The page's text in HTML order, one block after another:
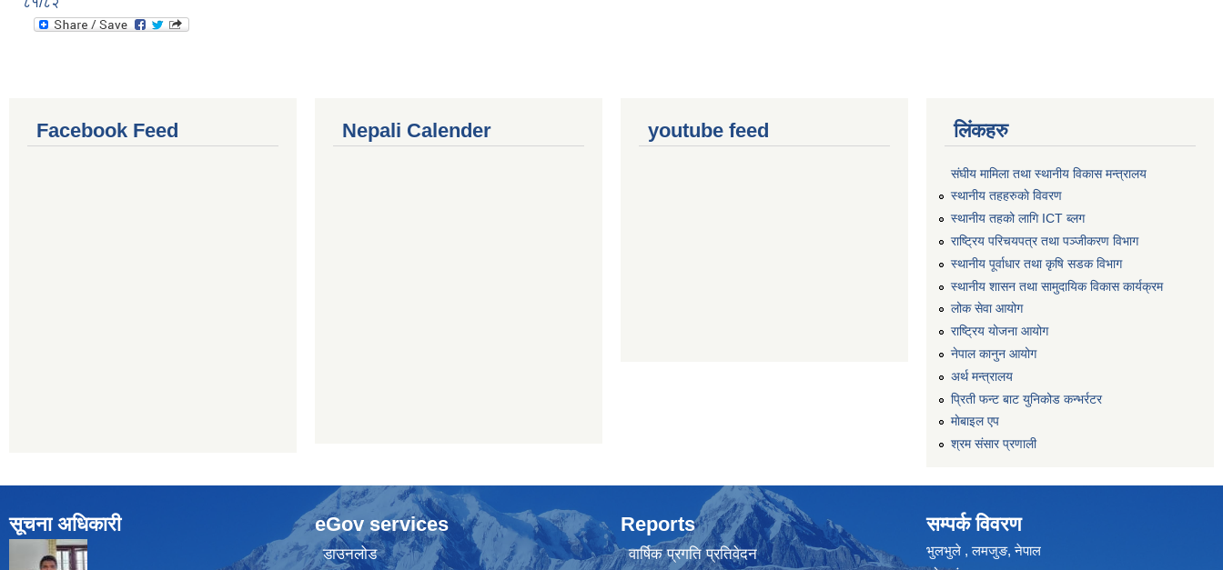
Facebook Feed Nepali Calender youtube feed लिंकहरु
संघीय मामिला तथा स्थानीय विकास मन्त्रालय
स्थानीय तहहरुकाे विवरण
स्थानीय तहको लागि ICT ब्लग
राष्‍ट्रिय परिचयपत्र तथा पञ्‍जीकरण विभाग
स्थानीय पूर्वाधार तथा कृषि सडक विभाग
स्थानीय शासन तथा सामुदायिक विकास कार्यक्रम
लोक सेवा आयोग
राष्ट्रिय योजना आयोग
नेपाल कानुन आयोग
अर्थ मन्त्रालय
प्रिती फन्ट बाट युनिकोड कन्भर्रटर
माेबाइल एप
श्रम संसार प्रणाली
सूचना अधिकारी eGov services
डाउनलोड
Reports
वार्षिक प्रगति प्रतिवेदन
सम्पर्क विवरण
भुलभुले , लमजुङ, नेपाल